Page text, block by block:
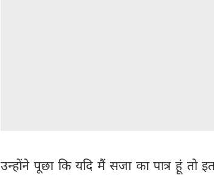
उन्होंने पूछा कि यदि मैं सजा का पात्र हूं तो